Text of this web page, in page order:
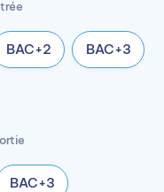
BAC+2 BAC+3
BAC+3